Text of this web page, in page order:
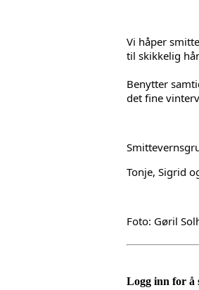
Vi håper
til skikkelig
Benytter
det fine
Tonje, Sigrid
Foto: Gøril
Logg inn for å